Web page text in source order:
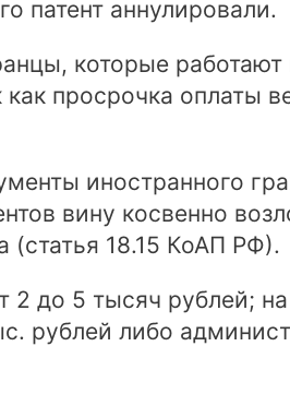
патент аннулировали.
которые работают
просрочка оплаты
иностранного
вину косвенно
(статья 18.15 КоАП РФ).
до 5 тысяч рублей;
рублей либо